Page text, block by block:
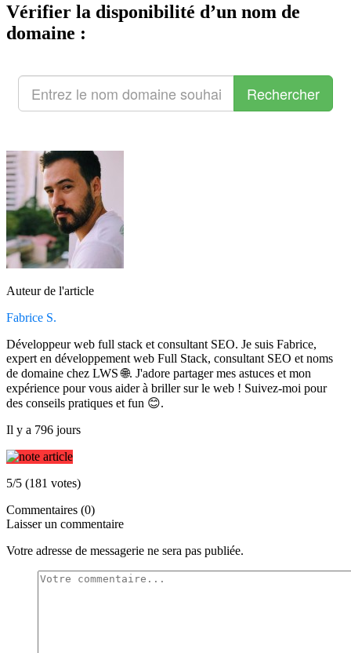
Vérifier la disponibilité d’un nom de
domaine :
Auteur de l'article
Fabrice S.
Développeur web full stack et consultant SEO. Je suis Fabrice,
expert en développement web Full Stack, consultant SEO et noms
de domaine chez LWS 🌐. J'adore partager mes astuces et mon
expérience pour vous aider à briller sur le web ! Suivez-moi pour
des conseils pratiques et fun 😊.
Il y a 796 jours
5/5 (181 votes)
Commentaires (0)
Laisser un commentaire
Votre adresse de messagerie ne sera pas publiée.